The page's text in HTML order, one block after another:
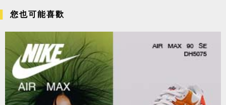
您也可能喜歡